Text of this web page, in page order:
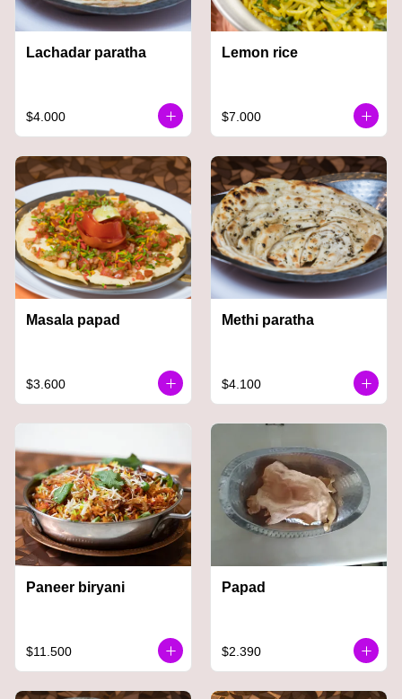
Lachadar paratha
$4.000
Lemon rice
$7.000
Masala papad
$3.600
Methi paratha
$4.100
Paneer biryani
$11.500
Papad
$2.390